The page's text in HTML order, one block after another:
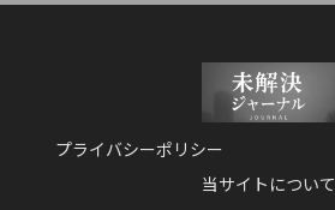
プライバシーポリシー
当サイトについて